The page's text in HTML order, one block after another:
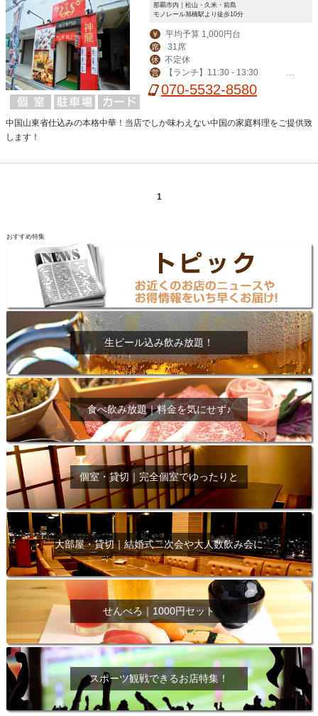
那覇市内｜松山・久米・前島
モノレール旭橋駅より徒歩10分
￥ 平均予算 1,000円台
席 31席
休 不定休
営
【ランチ】11:30 - 13:30
【ディナー】18:00 - 24:00
070-5532-8580
中国山東省仕込みの本格中華！当店でしか味わえない中国の家庭料理をご提供致
します！
1
おすすめ特集
生ビール込み飲み放題！
食べ飲み放題｜料金を気にせず♪
個室・貸切｜完全個室でゆったりと
大部屋・貸切｜結婚式二次会や大人数飲み会に
せんべろ｜1000円セット
スポーツ観戦できるお店特集！